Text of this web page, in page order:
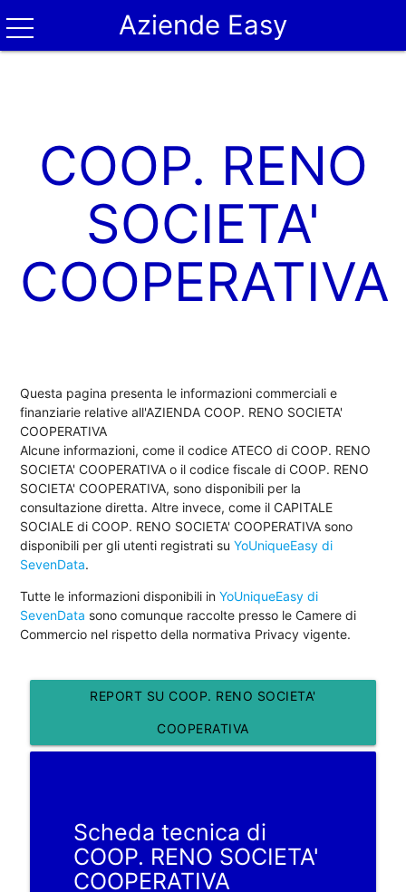
Aziende Easy
COOP. RENO
SOCIETA'
COOPERATIVA
Questa pagina presenta le informazioni commerciali e
finanziarie relative all'AZIENDA COOP. RENO SOCIETA'
COOPERATIVA
Alcune informazioni, come il codice ATECO di COOP. RENO
SOCIETA' COOPERATIVA o il codice fiscale di COOP. RENO
SOCIETA' COOPERATIVA, sono disponibili per la
consultazione diretta. Altre invece, come il CAPITALE
SOCIALE di COOP. RENO SOCIETA' COOPERATIVA sono
disponibili per gli utenti registrati suYoUniqueEasy di
SevenData.
Tutte le informazioni disponibili inYoUniqueEasy di
SevenData sono comunque raccolte presso le Camere di
Commercio nel rispetto della normativa Privacy vigente.
REPORT SU COOP. RENO SOCIETA'
COOPERATIVA
Scheda tecnica di
COOP. RENO SOCIETA'
COOPERATIVA